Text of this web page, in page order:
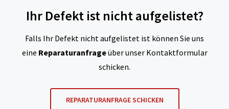
Ihr Defekt ist nicht aufgelistet?
Falls Ihr Defekt nicht aufgelistet ist können Sie uns
eine Reparaturanfrageüber unser Kontaktformular
schicken.
REPARATURANFRAGE SCHICKEN